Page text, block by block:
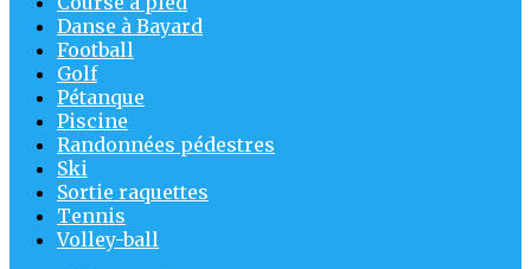
Danse à Bayard
Football
Golf
Pétanque
Piscine
Randonnées pédestres
Ski
Sortie raquettes
Tennis
Volley-ball